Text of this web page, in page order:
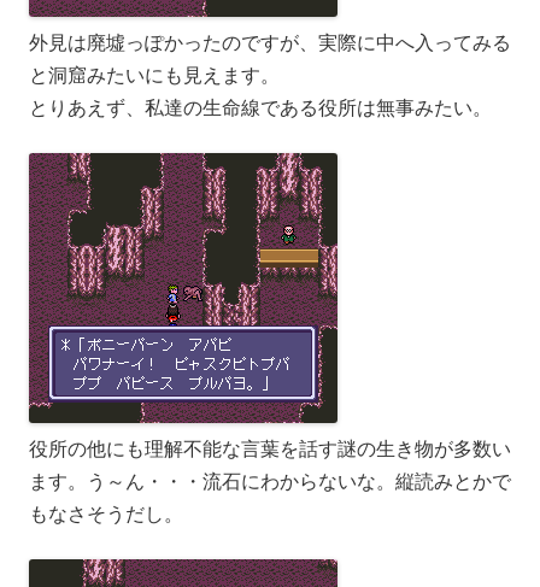
外見は廃墟っぽかったのですが、実際に中へ入ってみる
と洞窟みたいにも見えます。
とりあえず、私達の生命線である役所は無事みたい。
役所の他にも理解不能な言葉を話す謎の生き物が多数い
ます。う～ん・・・流石にわからないな。縦読みとかで
もなさそうだし。